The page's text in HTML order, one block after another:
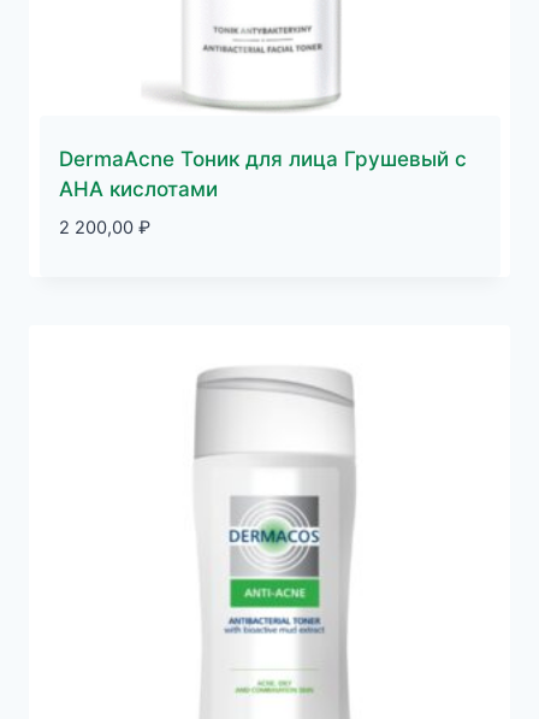
DermaAcne Тоник для лица Грушевый c
AHA кислотами
2 200,00 ₽